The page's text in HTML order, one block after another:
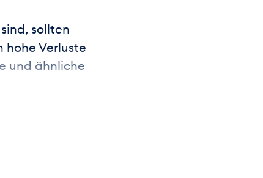
sollten
Verluste
und ähnliche